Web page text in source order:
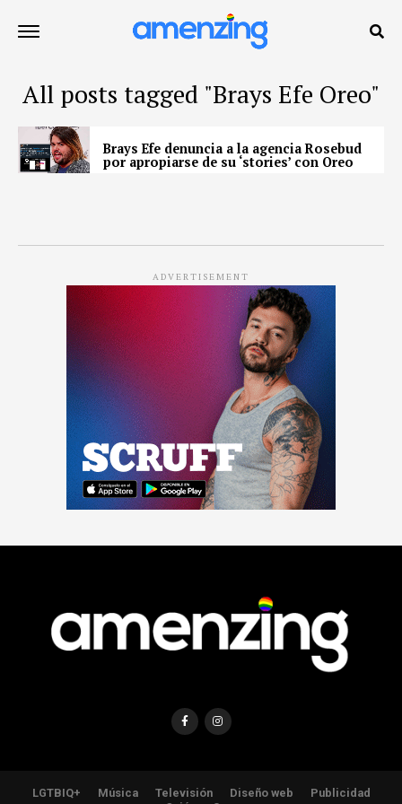
All posts tagged "Brays Efe Oreo"
Brays Efe denuncia a la agencia Rosebud
por apropiarse de su ‘stories’ con Oreo
ADVERTISEMENT
LGTBIQ+ Música Televisión Diseño web
Publicidad